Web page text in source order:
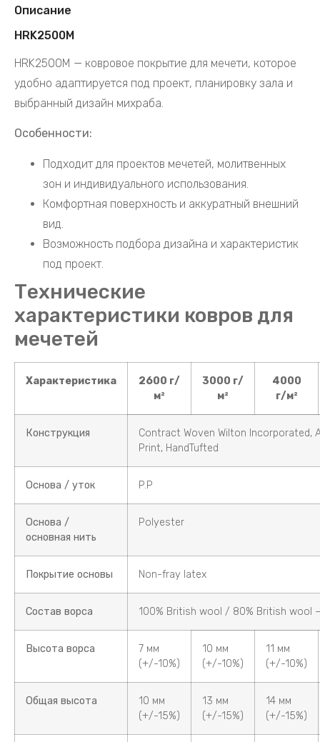
Описание
HRK2500M
HRK2500M — ковровое покрытие для мечети, которое
удобно адаптируется под проект, планировку зала и
выбранный дизайн михраба.
Особенности:
Подходит для проектов мечетей, молитвенных
зон и индивидуального использования.
Комфортная поверхность и аккуратный внешний
вид.
Возможность подбора дизайна и характеристик
под проект.
Технические
характеристики ковров для
мечетей
Характеристика
2600 г/
м²
3000 г/
м²
4000
г/м²
Конструкция
Contract Woven Wilton Incorporated,
Print, HandTufted
Основа / уток P.P
Основа /
основная нить
Polyester
Покрытие основы Non-fray latex
Состав ворса 100% British wool / 80% British wool
Высота ворса
7 мм
(+/-10%)
10 мм
(+/-10%)
11 мм
(+/-10%)
Общая высота
10 мм
(+/-15%)
13 мм
(+/-15%)
14 мм
(+/-15%)